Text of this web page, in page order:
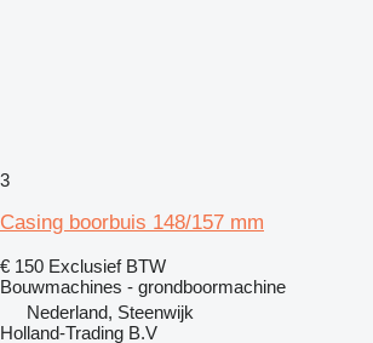
3
Casing boorbuis 148/157 mm
€ 150 Exclusief BTW
Bouwmachines - grondboormachine
Nederland, Steenwijk
Holland-Trading B.V